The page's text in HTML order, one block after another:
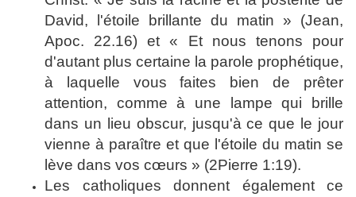
David, l'étoile brillante du matin » (Jean,
Apoc. 22.16) et « Et nous tenons pour
d'autant plus certaine la parole prophétique,
à laquelle vous faites bien de prêter
attention, comme à une lampe qui brille
dans un lieu obscur, jusqu'à ce que le jour
vienne à paraître et que l'étoile du matin se
lève dans vos cœurs » (2Pierre 1:19).
Les catholiques donnent également ce